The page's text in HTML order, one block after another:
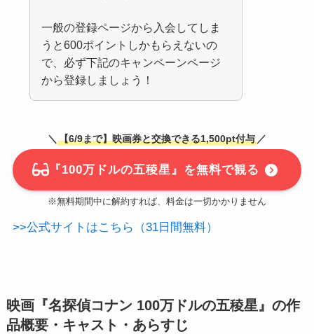
一般の登録ページから入会してしま
うと600ポイントしかもらえないの
で、必ず下記のキャンペーンページ
から登録しましょう！
＼ 【6/9まで】映画券と交換できる1,500pt付与 ／
『100万ドルの五稜星』を無料で観る
※無料期間中に解約すれば、料金は一切かかりません
>>公式サイトはこちら（31日間無料）
映画『名探偵コナン 100万ドルの五稜星』の作
品概要・キャスト・あらすじ